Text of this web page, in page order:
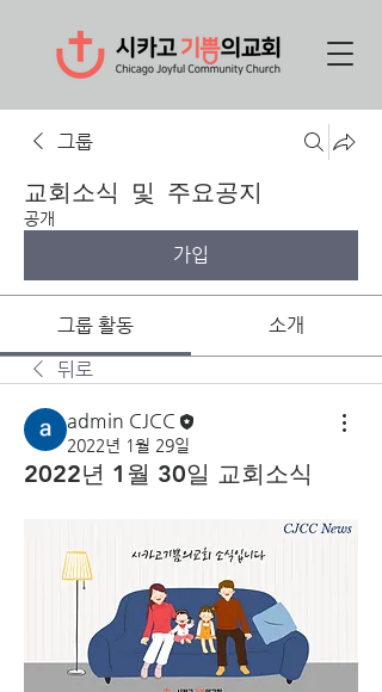
그룹
교회소식 및 주요공지
공개
가입
그룹 활동
소개
뒤로
admin CJCC
2022년 1월 29일
2022년 1월 30일 교회소식